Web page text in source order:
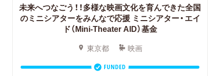
未来へつなごう！！多様な映画文化を育んできた全国
のミニシアターをみんなで応援ミニシアター・エイ
ド（Mini-Theater AID）基金
東京都 映画
FUNDED